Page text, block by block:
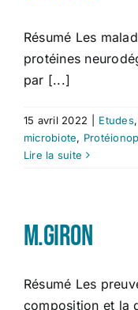
Résumé Les
protéines
par [...]
15 avril 2022 Etudes,
microbiote,
Lire la suite
M.Giron
Résumé Les
composition et la